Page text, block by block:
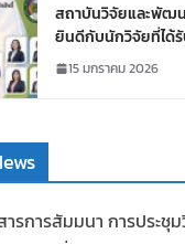
สถาบันวิจัยและพัฒ
ยินดีกับนักวิจัยที่ได้รั
ออกลิขสิทธิ์ มหาวิทย
15 มกราคม 2026
รการสัมมนา การประชุ